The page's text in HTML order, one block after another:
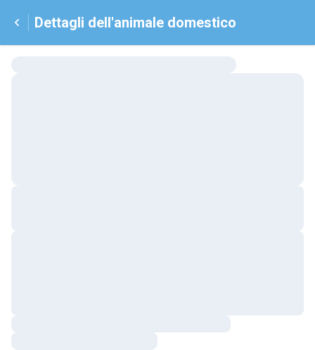
Dettagli dell'animale domestico